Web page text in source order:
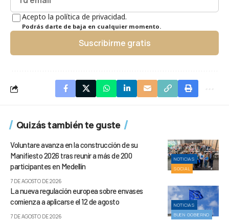
Acepto la política de privacidad.
Podrás darte de baja en cualquier momento.
Suscribirme gratis
Quizás también te guste
NOTICIAS
SOCIAL
Voluntare avanza en la construcción de su
Manifiesto 2026 tras reunir a más de 200
participantes en Medellín
7 DE AGOSTO DE 2026
NOTICIAS
BUEN GOBIERNO
La nueva regulación europea sobre envases
comienza a aplicarse el 12 de agosto
7 DE AGOSTO DE 2026